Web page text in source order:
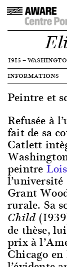
1915 —
INFORMATIONS
Peintre et
Refusée à
fait de sa
Catlett
peintre
l’université
Grant
rurale. Sa
Child
de thèse,
prix à
Chicago